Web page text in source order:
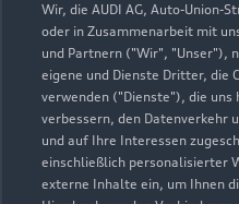
Wir, die AUDI AG, Auto-
oder in Zusammenarbeit mit
und Partnern ("Wir", "Unser"),
eigene und Dienste Dritter, die
verwenden ("Dienste"), die uns
verbessern, den Datenverkehr
und auf Ihre Interessen
einschließlich personalisierter
externe Inhalte ein, um Ihnen
Servicepartner e-tron